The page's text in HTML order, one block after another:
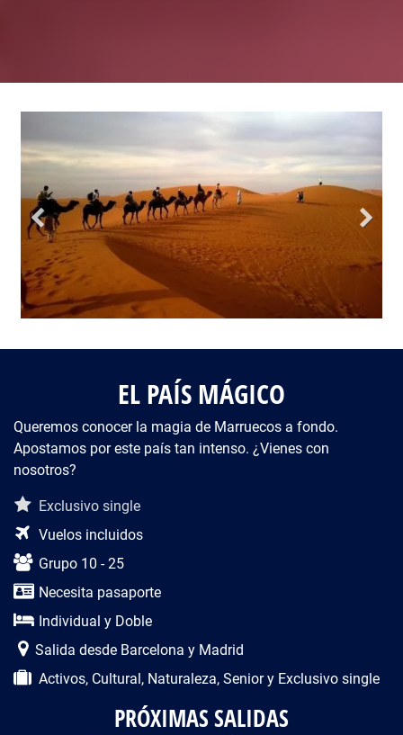
EL PAÍS MÁGICO
Queremos conocer la magia de Marruecos a fondo.
Apostamos por este país tan intenso. ¿Vienes con
nosotros?
Descripción del viaje
Exclusivo single
Vuelos incluidos
Grupo 10 - 25
Necesita pasaporte
Individual y Doble
Salida desde Barcelona y Madrid
Activos, Cultural, Naturaleza, Senior y Exclusivo single
PRÓXIMAS SALIDAS